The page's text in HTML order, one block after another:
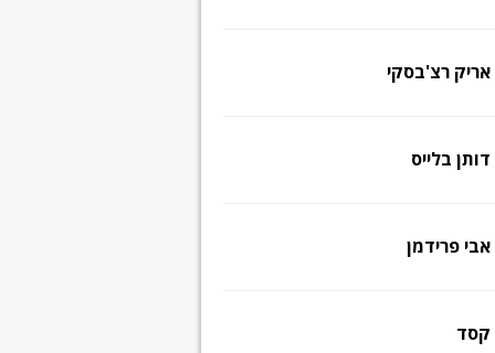
אריק רצ'בסקי
דותן בלייס
אבי פרידמן
קסד